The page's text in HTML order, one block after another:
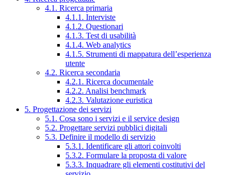
4.1. Ricerca primaria
4.1.1. Interviste
4.1.2. Questionari
4.1.3. Test di usabilità
4.1.4. Web analytics
4.1.5. Strumenti di mappatura dell’esperienza
utente
4.2. Ricerca secondaria
4.2.1. Ricerca documentale
4.2.2. Analisi benchmark
4.2.3. Valutazione euristica
5. Progettazione dei servizi
5.1. Cosa sono i servizi e il service design
5.2. Progettare servizi pubblici digitali
5.3. Definire il modello di servizio
5.3.1. Identificare gli attori coinvolti
5.3.2. Formulare la proposta di valore
5.3.3. Inquadrare gli elementi costitutivi del